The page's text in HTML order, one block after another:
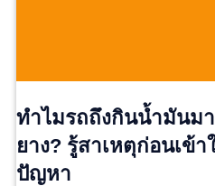
ทำไมรถถึงกินน้ำมันม
ยาง? รู้สาเหตุก่อนเข้
ปัญหา